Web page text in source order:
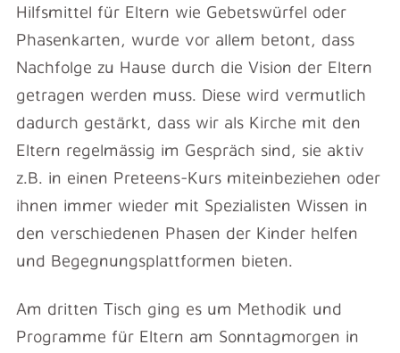
Hilfsmittel für Eltern wie Gebetswürfel oder
Phasenkarten, wurde vor allem betont, dass
Nachfolge zu Hause durch die Vision der Eltern
getragen werden muss. Diese wird vermutlich
dadurch gestärkt, dass wir als Kirche mit den
Eltern regelmässig im Gespräch sind, sie aktiv
z.B. in einen Preteens-Kurs miteinbeziehen oder
ihnen immer wieder mit Spezialisten Wissen in
den verschiedenen Phasen der Kinder helfen
und Begegnungsplattformen bieten.
Am dritten Tisch ging es um Methodik und
Programme für Eltern am Sonntagmorgen in